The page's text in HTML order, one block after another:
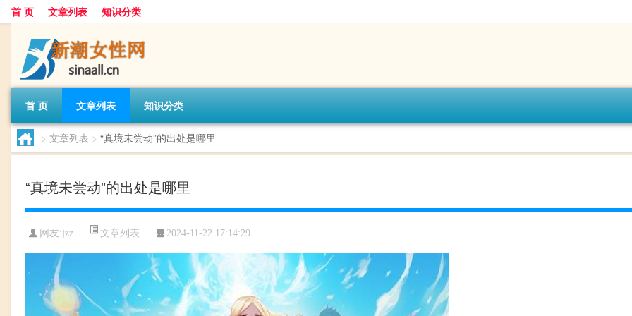
首 页 文章列表 知识分类
首 页 文章列表 知识分类
> 文章列表 > “真境未尝动”的出处是哪里
“真境未尝动”的出处是哪里
网友:jzz 文章列表 2024-11-22 17:14:29